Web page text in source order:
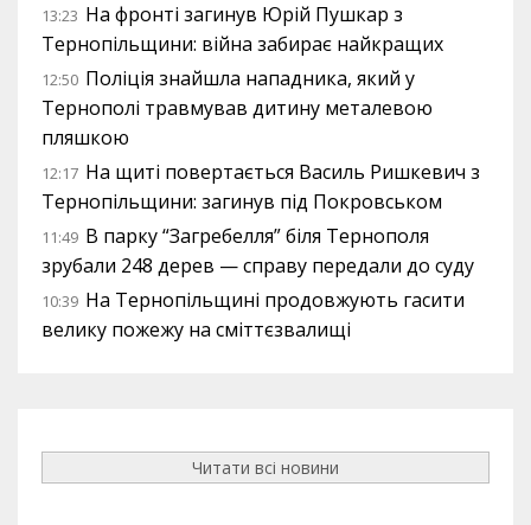
13:23 На фронті загинув Юрій Пушкар з
Тернопільщини: війна забирає найкращих
12:50 Поліція знайшла нападника, який у
Тернополі травмував дитину металевою
пляшкою
12:17 На щиті повертається Василь Ришкевич з
Тернопільщини: загинув під Покровськом
11:49 В парку “Загребелля” біля Тернополя
зрубали 248 дерев — справу передали до суду
10:39 На Тернопільщині продовжують гасити
велику пожежу на сміттєзвалищі
Читати всі новини